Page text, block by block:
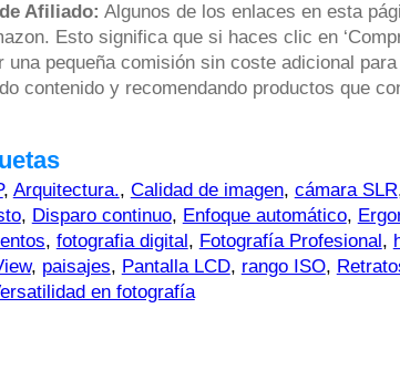
Afiliado: Algunos de los enlaces en esta
Esto significa que si haces clic en
una pequeña comisión sin coste adicional
contenido y recomendando productos que
, Arquitectura., Calidad de imagen, cámara SLR
, Disparo continuo, Enfoque automático,
, fotografia digital, Fotografía Profesional,
, paisajes, Pantalla LCD, rango ISO,
en fotografía